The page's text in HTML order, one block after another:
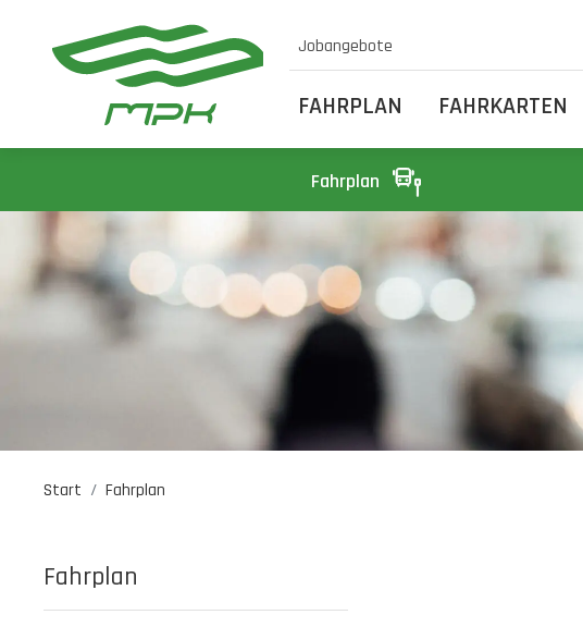
Jobangebote
FAHRPLAN FAHRKARTEN
Fahrplan
Start Fahrplan
Fahrplan